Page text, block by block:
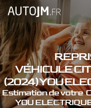
VÉHICULE
(2024) YOU
Estimation de votre
YOU